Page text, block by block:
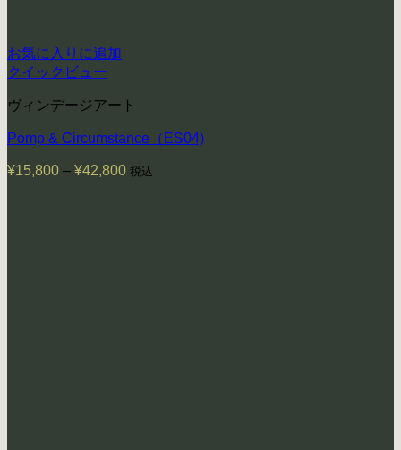
お気に入りに追加
クイックビュー
ヴィンデージアート
Pomp & Circumstance（ES04)
¥15,800 – ¥42,800価
税込